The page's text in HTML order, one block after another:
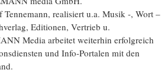
realisiert u.a. Musik -, Wort –
Editionen, Vertrieb u.
Media arbeitet weiterhin erfolgreich
und Info-Portalen mit den